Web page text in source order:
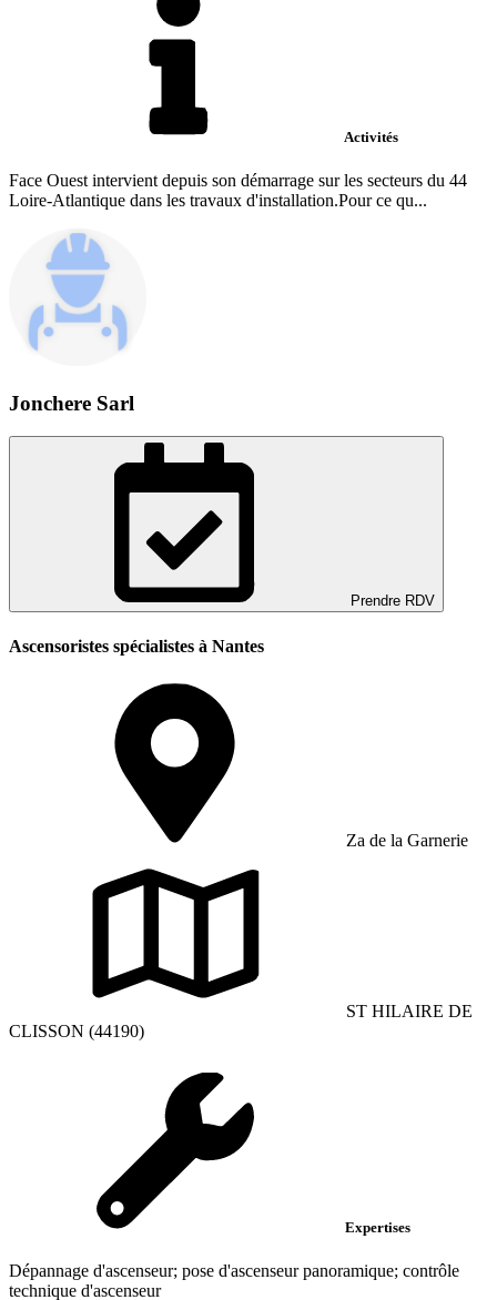
Activités
Face Ouest intervient depuis son démarrage sur les secteurs du 44
Loire-Atlantique dans les travaux d'installation.Pour ce qu...
Jonchere Sarl
Prendre RDV
Ascensoristes spécialistes à Nantes
Za de la Garnerie
ST HILAIRE DE
CLISSON (44190)
Expertises
Dépannage d'ascenseur; pose d'ascenseur panoramique; contrôle
technique d'ascenseur